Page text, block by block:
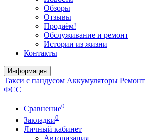
Обзоры
Отзывы
Продаём!
Обслуживание и ремонт
Истории из жизни
Контакты
Информация
Такси с пандусом Аккумуляторы Ремонт
ФСС
Сравнение0
Закладки0
Личный кабинет
Авторизация